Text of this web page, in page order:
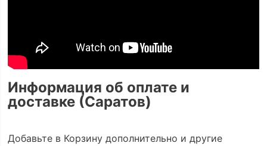
Информация об оплате и
доставке (Саратов)
Добавьте в Корзину дополнительно и другие